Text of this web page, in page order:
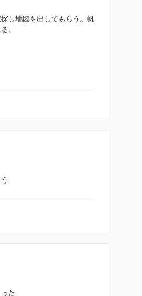
し地図を出してもらう。帆
。
た